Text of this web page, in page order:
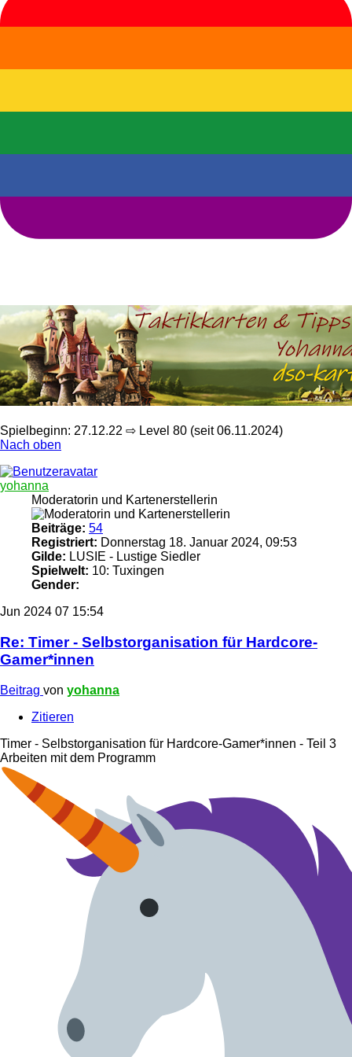
Spielbeginn: 27.12.22 ⇨ Level 80 (seit 06.11.2024)
Nach oben
yohanna
Moderatorin und Kartenerstellerin
Beiträge: 54
Registriert: Donnerstag 18. Januar 2024, 09:53
Gilde: LUSIE - Lustige Siedler
Spielwelt: 10: Tuxingen
Gender:
Jun 2024 07 15:54
Re: Timer - Selbstorganisation für Hardcore-
Gamer*innen
Beitrag von yohanna
Zitieren
Timer - Selbstorganisation für Hardcore-Gamer*innen - Teil 3
Arbeiten mit dem Programm